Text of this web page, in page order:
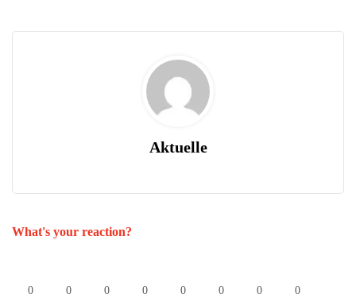
Aktuelle
What's your reaction?
0 0 0 0 0 0 0 0